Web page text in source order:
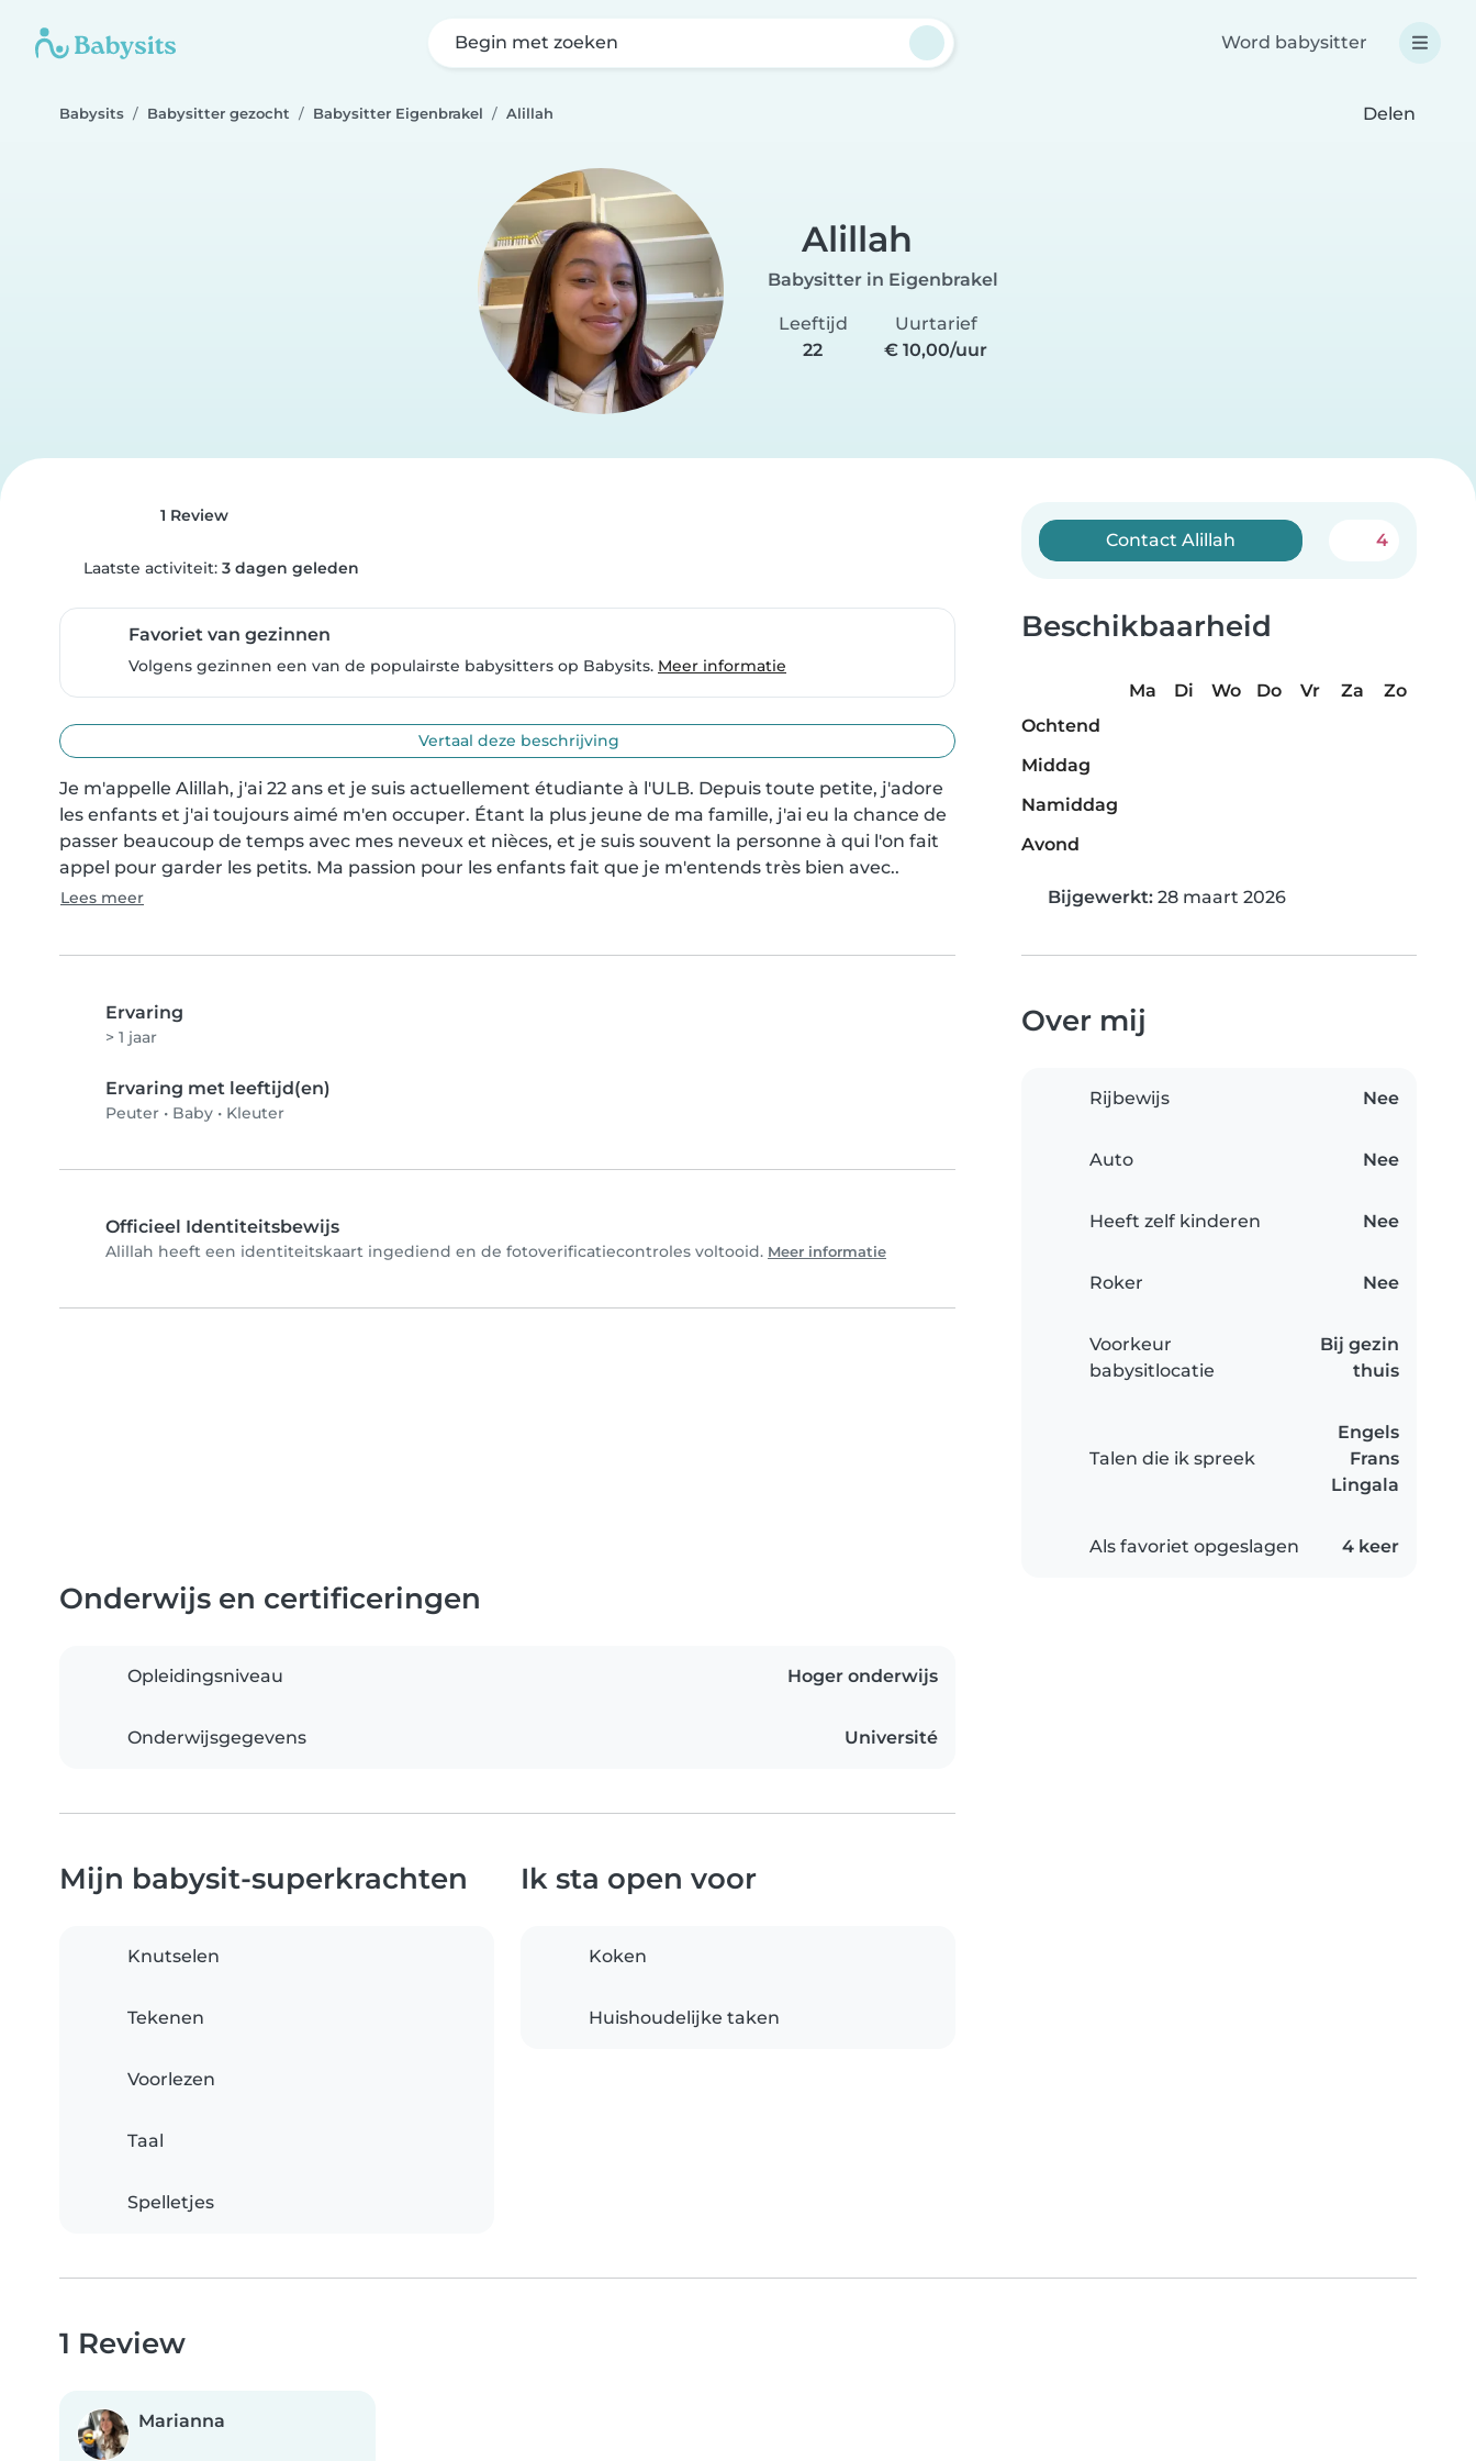
Begin met zoeken Word babysitter
Babysits Babysitter gezocht Babysitter Eigenbrakel Alillah Delen
Alillah
Babysitter in Eigenbrakel
Leeftijd
22
Uurtarief
€ 10,00/uur
1 Review
Laatste activiteit: 3 dagen geleden
Favoriet van gezinnen
Volgens gezinnen een van de populairste babysitters op Babysits. Meer informatie
Vertaal deze beschrijving
Je m'appelle Alillah, j'ai 22 ans et je suis actuellement étudiante à l'ULB. Depuis toute petite, j'adore
les enfants et j'ai toujours aimé m'en occuper. Étant la plus jeune de ma famille, j'ai eu la chance de
passer beaucoup de temps avec mes neveux et nièces, et je suis souvent la personne à qui l'on fait
appel pour garder les petits. Ma passion pour les enfants fait que je m'entends très bien avec..
Lees meer
Ervaring
> 1 jaar
Ervaring met leeftijd(en)
Peuter • Baby • Kleuter
Officieel Identiteitsbewijs
Alillah heeft een identiteitskaart ingediend en de fotoverificatiecontroles voltooid. Meer informatie
Contact Alillah 4
Beschikbaarheid
Ma Di Wo Do Vr Za
Zo
Ochtend
Middag
Namiddag
Avond
Bijgewerkt: 28 maart 2026
Over mij
Rijbewijs Nee
Auto Nee
Heeft zelf kinderen Nee
Roker Nee
Voorkeur
babysitlocatie
Bij gezin
thuis
Talen die ik spreek
Engels
Frans
Lingala
Als favoriet opgeslagen 4 keer
Onderwijs en certificeringen
Opleidingsniveau Hoger onderwijs
Onderwijsgegevens Université
Mijn babysit-superkrachten
Knutselen
Tekenen
Voorlezen
Taal
Spelletjes
Ik sta open voor
Koken
Huishoudelijke taken
1 Review
Marianna